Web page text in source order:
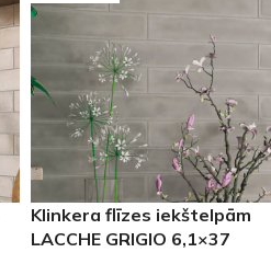
Klinkera flīzes iekštelpām
LACCHE GRIGIO 6,1×37